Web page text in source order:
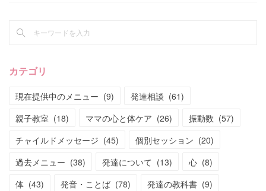
カテゴリ
現在提供中のメニュー (9) 発達相談 (61)
親子教室 (18) ママの心と体ケア (26) 振動数 (57)
チャイルドメッセージ (45) 個別セッション (20)
過去メニュー (38) 発達について (13) 心 (8)
体 (43) 発音・ことば (78) 発達の教科書 (9)